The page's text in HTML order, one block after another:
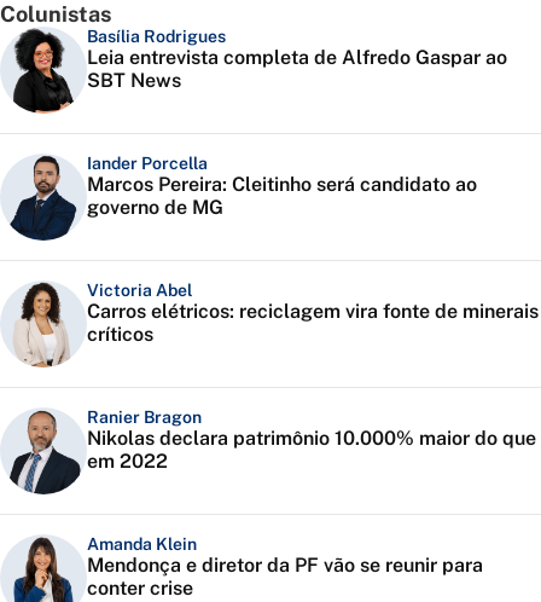
Colunistas
Basília Rodrigues
Leia entrevista completa de Alfredo Gaspar ao
SBT News
Iander Porcella
Marcos Pereira: Cleitinho será candidato ao
governo de MG
Victoria Abel
Carros elétricos: reciclagem vira fonte de minerais
críticos
Ranier Bragon
Nikolas declara patrimônio 10.000% maior do que
em 2022
Amanda Klein
Mendonça e diretor da PF vão se reunir para
conter crise